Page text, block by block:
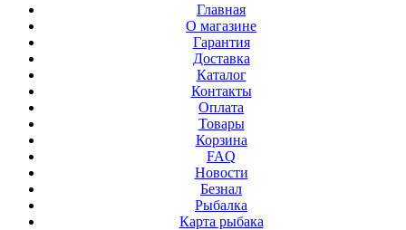
Главная
О магазине
Гарантия
Доставка
Каталог
Контакты
Оплата
Товары
Корзина
FAQ
Новости
Безнал
Рыбалка
Карта рыбака